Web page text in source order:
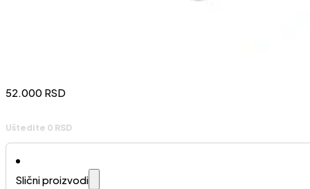
52.000RSD
Uštedite 0 RSD
Slični proizvodi